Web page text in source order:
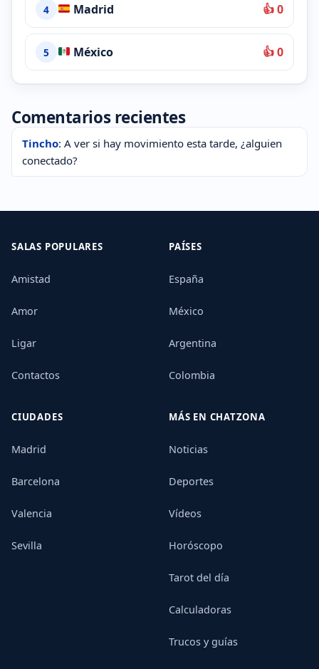
4 Madrid 👍 0
5 México 👍 0
Comentarios recientes
Tincho: A ver si hay movimiento esta tarde, ¿alguien
conectado?
SALAS POPULARES
Amistad
Amor
Ligar
Contactos
PAÍSES
España
México
Argentina
Colombia
CIUDADES
Madrid
Barcelona
Valencia
Sevilla
MÁS EN CHATZONA
Noticias
Deportes
Vídeos
Horóscopo
Tarot del día
Calculadoras
Trucos y guías